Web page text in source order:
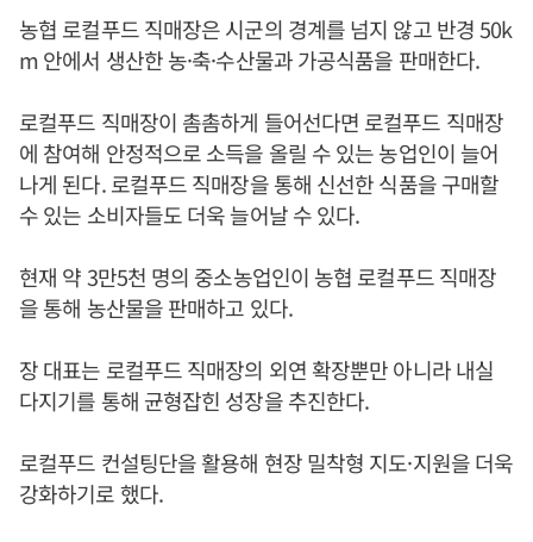
농협 로컬푸드 직매장은 시군의 경계를 넘지 않고 반경 50k
m 안에서 생산한 농·축·수산물과 가공식품을 판매한다.
로컬푸드 직매장이 촘촘하게 들어선다면 로컬푸드 직매장
에 참여해 안정적으로 소득을 올릴 수 있는 농업인이 늘어
나게 된다. 로컬푸드 직매장을 통해 신선한 식품을 구매할
수 있는 소비자들도 더욱 늘어날 수 있다.
현재 약 3만5천 명의 중소농업인이 농협 로컬푸드 직매장
을 통해 농산물을 판매하고 있다.
장 대표는 로컬푸드 직매장의 외연 확장뿐만 아니라 내실
다지기를 통해 균형잡힌 성장을 추진한다.
로컬푸드 컨설팅단을 활용해 현장 밀착형 지도·지원을 더욱
강화하기로 했다.